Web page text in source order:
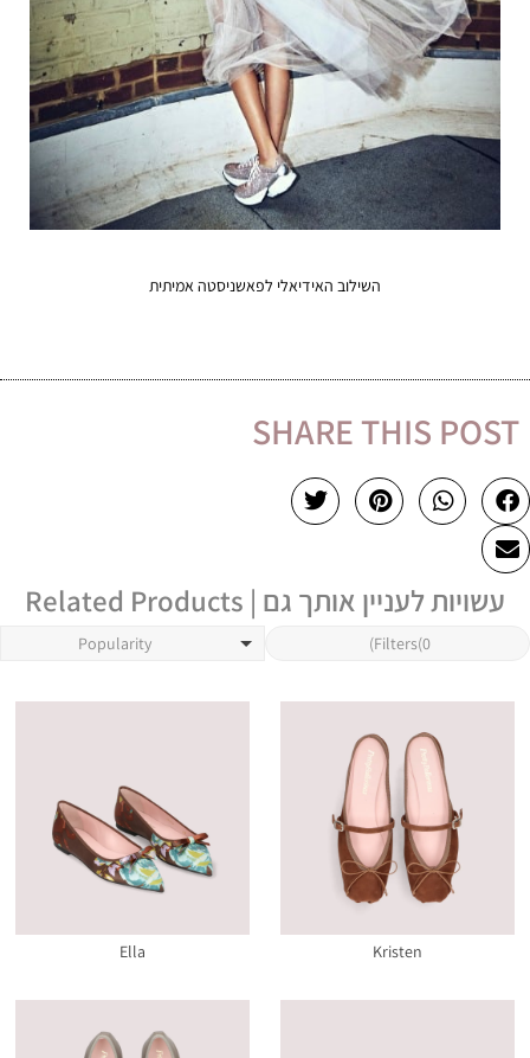
השילוב האידיאלי לפאשניסטה אמיתית
SHARE THIS POST
עשויות לעניין אותך גם | Related Products
Filters(0
)
Popularity
Popularity
Kristen
Ella